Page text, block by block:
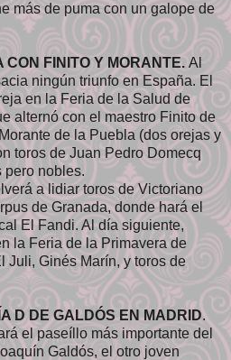
más de puma con un galope de
CON FINITO Y MORANTE.Al
ningún triunfo en España. El
en la Feria de la Salud de
alternó con el maestro Finito de
de la Puebla (dos orejas y
toros de Juan Pedro Domecq
pero nobles.
a lidiar toros de Victoriano
de Granada, donde hará el
El Fandi. Al día siguiente,
la Feria de la Primavera de
Juli, Ginés Marín, y toros de
D DE GALDÓS EN MADRID.
el paseíllo más importante del
Galdós, el otro joven